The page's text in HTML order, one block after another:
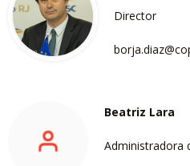
Director
Beatriz Lara
Administradora